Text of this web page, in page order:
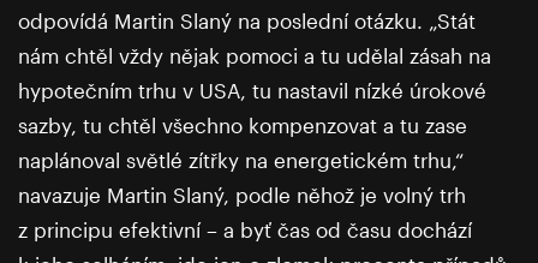
odpovídá Martin Slaný na poslední otázku. „Stát
nám chtěl vždy nějak pomoci a tu udělal zásah na
hypotečním trhu v USA, tu nastavil nízké úrokové
sazby, tu chtěl všechno kompenzovat a tu zase
naplánoval světlé zítřky na energetickém trhu,“
navazuje Martin Slaný, podle něhož je volný trh
z principu efektivní – a byť čas od času dochází